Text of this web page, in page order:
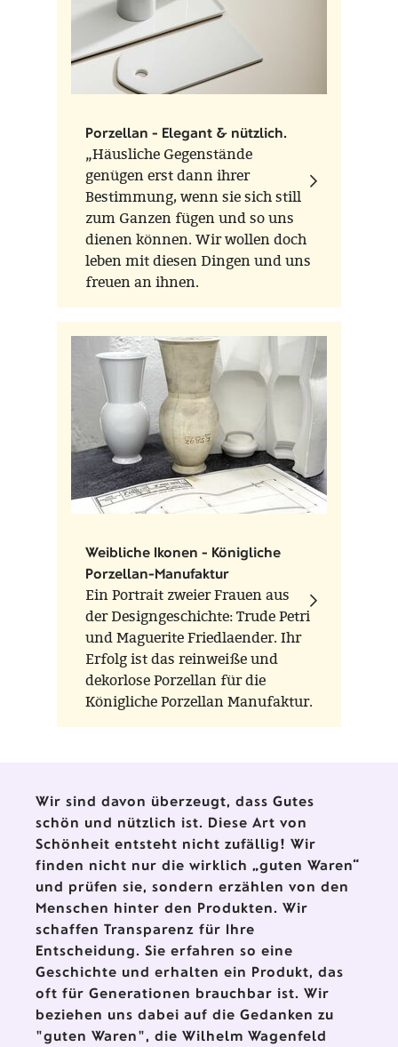
Porzellan - Elegant & nützlich.
„Häusliche Gegenstände
genügen erst dann ihrer
Bestimmung, wenn sie sich still
zum Ganzen fügen und so uns
dienen können. Wir wollen doch
leben mit diesen Dingen und uns
freuen an ihnen.
Weibliche Ikonen - Königliche
Porzellan-Manufaktur
Ein Portrait zweier Frauen aus
der Designgeschichte: Trude Petri
und Maguerite Friedlaender. Ihr
Erfolg ist das reinweiße und
dekorlose Porzellan für die
Königliche Porzellan Manufaktur.
Parallel zu Friedländers
Wir sind davon überzeugt, dass Gutes
schön und nützlich ist. Diese Art von
Schönheit entsteht nicht zufällig! Wir
finden nicht nur die wirklich „guten Waren“
und prüfen sie, sondern erzählen von den
Menschen hinter den Produkten. Wir
schaffen Transparenz für Ihre
Entscheidung. Sie erfahren so eine
Geschichte und erhalten ein Produkt, das
oft für Generationen brauchbar ist. Wir
beziehen uns dabei auf die Gedanken zu
"guten Waren", die Wilhelm Wagenfeld